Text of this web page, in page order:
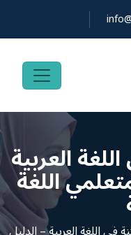
العربية
اللغة